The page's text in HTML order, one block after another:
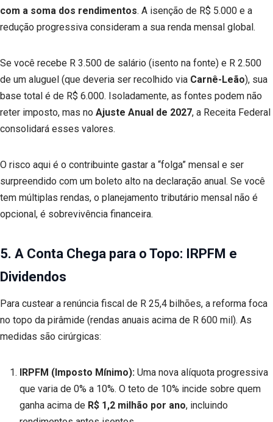
com a soma dos rendimentos. A isenção de R$ 5.000 e a
redução progressiva consideram a sua renda mensal global.
Se você recebe R 3.500 de salário (isento na fonte) e R 2.500
de um aluguel (que deveria ser recolhido via Carnê-Leão), sua
base total é de R$ 6.000. Isoladamente, as fontes podem não
reter imposto, mas no Ajuste Anual de 2027, a Receita Federal
consolidará esses valores.
O risco aqui é o contribuinte gastar a “folga” mensal e ser
surpreendido com um boleto alto na declaração anual. Se você
tem múltiplas rendas, o planejamento tributário mensal não é
opcional, é sobrevivência financeira.
5. A Conta Chega para o Topo: IRPFM e
Dividendos
Para custear a renúncia fiscal de R 25,4 bilhões, a reforma foca
no topo da pirâmide (rendas anuais acima de R 600 mil). As
medidas são cirúrgicas:
IRPFM (Imposto Mínimo): Uma nova alíquota progressiva
que varia de 0% a 10%. O teto de 10% incide sobre quem
ganha acima de R$ 1,2 milhão por ano, incluindo